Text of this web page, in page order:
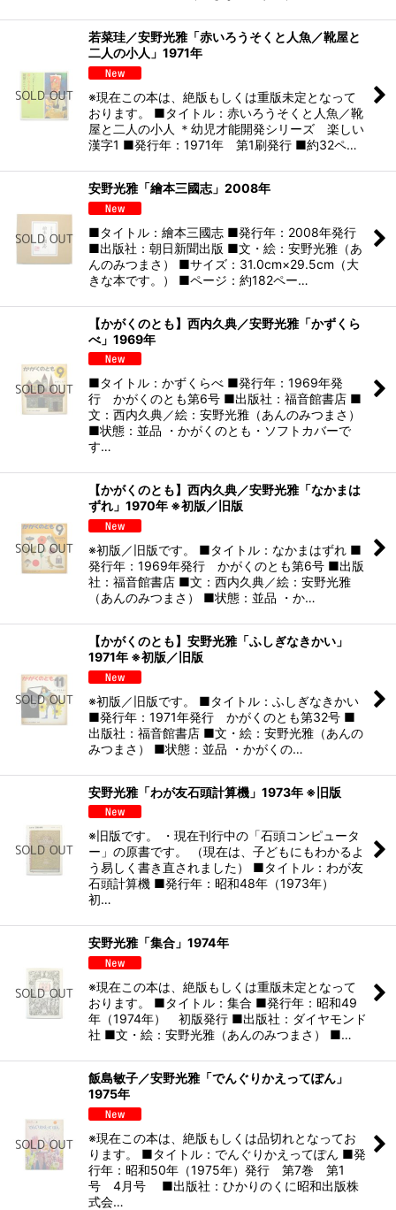
若菜珪／安野光雅「赤いろうそくと人魚／靴屋と
二人の小人」1971年
※現在この本は、絶版もしくは重版未定となって
おります。 ■タイトル：赤いろうそくと人魚／靴
屋と二人の小人 ＊幼児才能開発シリーズ 楽しい
漢字1 ■発行年：1971年 第1刷発行 ■約32ペ…
安野光雅「繪本三國志」2008年
■タイトル：繪本三國志 ■発行年：2008年発行
■出版社：朝日新聞出版 ■文・絵：安野光雅（あ
んのみつまさ） ■サイズ：31.0cm×29.5cm（大
きな本です。） ■ページ：約182ペー…
【かがくのとも】西内久典／安野光雅「かずくら
べ」1969年
■タイトル：かずくらべ ■発行年：1969年発
行 かがくのとも第6号 ■出版社：福音館書店 ■
文：西内久典／絵：安野光雅（あんのみつまさ）
■状態：並品 ・かがくのとも・ソフトカバーで
す…
【かがくのとも】西内久典／安野光雅「なかまは
ずれ」1970年 ※初版／旧版
※初版／旧版です。 ■タイトル：なかまはずれ ■
発行年：1969年発行 かがくのとも第6号 ■出版
社：福音館書店 ■文：西内久典／絵：安野光雅
（あんのみつまさ） ■状態：並品 ・か…
【かがくのとも】安野光雅「ふしぎなきかい」
1971年 ※初版／旧版
※初版／旧版です。 ■タイトル：ふしぎなきかい
■発行年：1971年発行 かがくのとも第32号 ■
出版社：福音館書店 ■文・絵：安野光雅（あんの
みつまさ） ■状態：並品 ・かがくの…
安野光雅「わが友石頭計算機」1973年 ※旧版
※旧版です。 ・現在刊行中の「石頭コンピュータ
ー」の原書です。 （現在は、子どもにもわかるよ
う易しく書き直されました） ■タイトル：わが友
石頭計算機 ■発行年：昭和48年（1973年）
初…
安野光雅「集合」1974年
※現在この本は、絶版もしくは重版未定となって
おります。 ■タイトル：集合 ■発行年：昭和49
年（1974年） 初版発行 ■出版社：ダイヤモンド
社 ■文・絵：安野光雅（あんのみつまさ） ■…
飯島敏子／安野光雅「でんぐりかえってぽん」
1975年
※現在この本は、絶版もしくは品切れとなってお
ります。 ■タイトル：でんぐりかえってぽん ■発
行年：昭和50年（1975年）発行 第7巻 第1
号 4月号 ■出版社：ひかりのくに昭和出版株
式会…